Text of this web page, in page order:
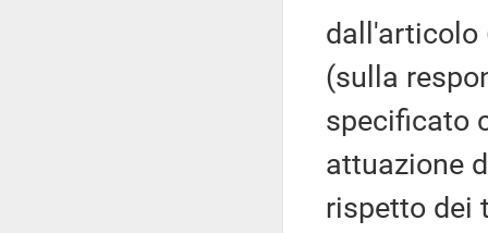
dall'articolo
(sulla
specificato
attuazione
rispetto dei